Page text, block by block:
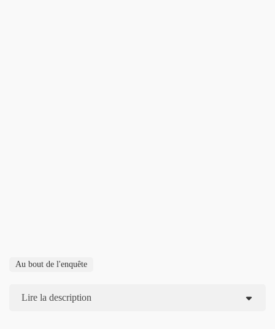
Au bout de l'enquête
Lire la description